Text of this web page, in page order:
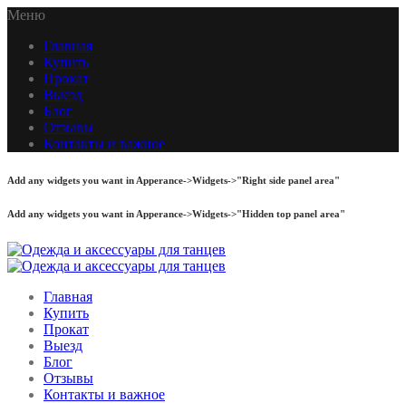
Меню
Главная
Купить
Прокат
Выезд
Блог
Отзывы
Контакты и важное
Add any widgets you want in Apperance->Widgets->"Right side panel area"
Add any widgets you want in Apperance->Widgets->"Hidden top panel area"
Главная
Купить
Прокат
Выезд
Блог
Отзывы
Контакты и важное